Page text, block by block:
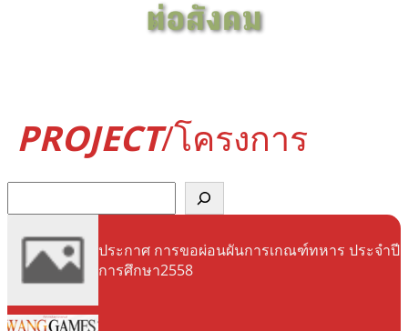
PROJECT/โครงการ
น
ร
ประกาศ การขอผ่อนผันการเกณฑ์ทหาร ประจำปี
การศึกษา2558